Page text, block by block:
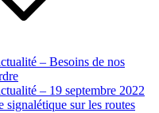
– Besoins de nos
– 19 septembre 2022
signalétique sur les routes